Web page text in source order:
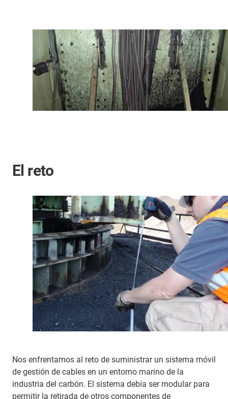
El reto
Nos enfrentamos al reto de suministrar un sistema móvil
de gestión de cables en un entorno marino de la
industria del carbón. El sistema debía ser modular para
permitir la retirada de otros componentes de